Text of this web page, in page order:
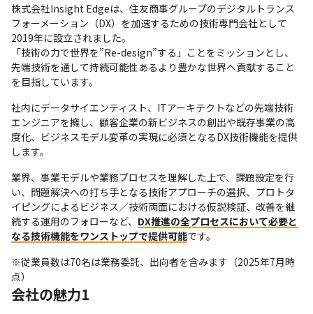
株式会社Insight Edgeは、住友商事グループのデジタルトランス
フォーメーション（DX）を加速するための技術専門会社として
2019年に設立されました。
「技術の力で世界を”Re-design”する」ことをミッションとし、
先端技術を通して持続可能性あるより豊かな世界へ貢献すること
を目指しています。
社内にデータサイエンティスト、ITアーキテクトなどの先端技術
エンジニアを擁し、顧客企業の新ビジネスの創出や既存事業の高
度化、ビジネスモデル変革の実現に必須となるDX技術機能を提供
します。
業界、事業モデルや業務プロセスを理解した上で、課題設定を行
い、問題解決への打ち手となる技術アプローチの選択、プロトタ
イピングによるビジネス／技術両面における仮説検証、改善を継
続する運用のフォローなど、 DX推進の全プロセスにおいて必要と
なる技術機能をワンストップで提供可能です。
※従業員数は70名は業務委託、出向者を含みます（2025年7月時
点）
会社の魅力1